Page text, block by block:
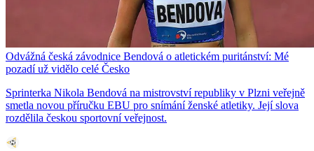
Odvážná česká závodnice Bendová o atletickém puritánství: Mé
pozadí už vidělo celé Česko
Sprinterka Nikola Bendová na mistrovství republiky v Plzni veřejně
smetla novou příručku EBU pro snímání ženské atletiky. Její slova
rozdělila českou sportovní veřejnost.